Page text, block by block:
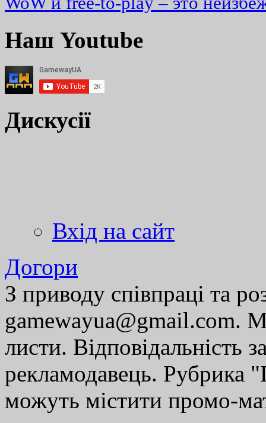
Наш Youtube
Дискусії
Вхід на сайт
Догори
З приводу співпраці та
gamewayua@gmail.com.
листи. Відповідальність
рекламодавець. Рубрика
можуть містити промо-